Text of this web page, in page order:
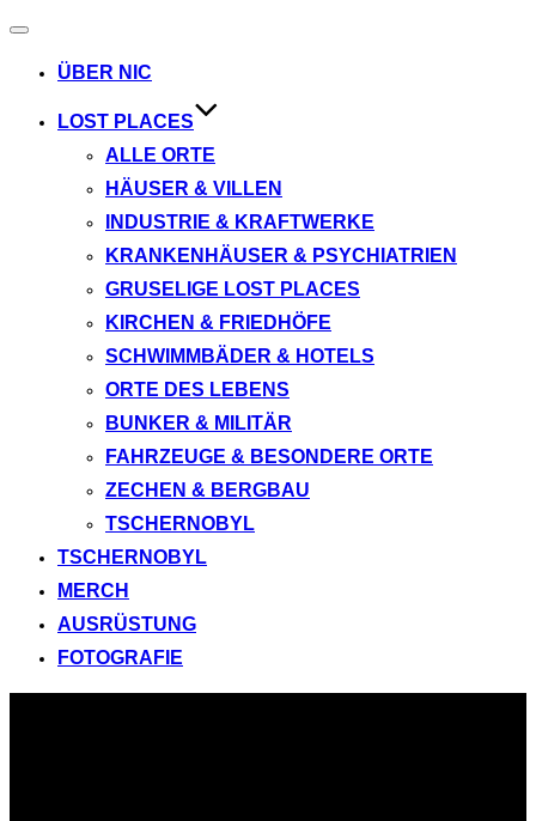
Navigation
ÜBER NIC
LOST PLACES
ALLE ORTE
HÄUSER & VILLEN
INDUSTRIE & KRAFTWERKE
KRANKENHÄUSER & PSYCHIATRIEN
GRUSELIGE LOST PLACES
KIRCHEN & FRIEDHÖFE
SCHWIMMBÄDER & HOTELS
ORTE DES LEBENS
BUNKER & MILITÄR
FAHRZEUGE & BESONDERE ORTE
ZECHEN & BERGBAU
TSCHERNOBYL
TSCHERNOBYL
MERCH
AUSRÜSTUNG
FOTOGRAFIE